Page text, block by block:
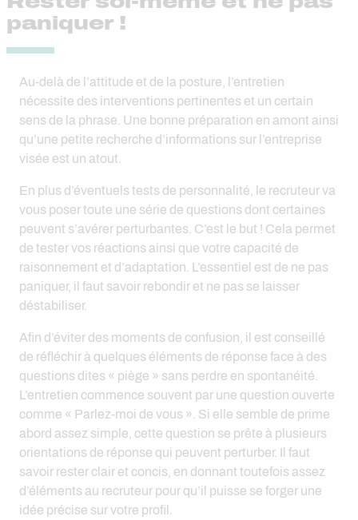
paniquer !
Au-delà de l’attitude et de la posture, l’entretien
nécessite des interventions pertinentes et un certain
sens de la phrase. Une bonne préparation en amont ainsi
qu’une petite recherche d’informations sur l’entreprise
visée est un atout.
En plus d’éventuels tests de personnalité, le recruteur va
vous poser toute une série de questions dont certaines
peuvent s’avérer perturbantes. C’est le but ! Cela permet
de tester vos réactions ainsi que votre capacité de
raisonnement et d’adaptation. L’essentiel est de ne pas
paniquer, il faut savoir rebondir et ne pas se laisser
déstabiliser.
Afin d’éviter des moments de confusion, il est conseillé
de réfléchir à quelques éléments de réponse face à des
questions dites « piège » sans perdre en spontanéité.
L’entretien commence souvent par une question ouverte
comme « Parlez-moi de vous ». Si elle semble de prime
abord assez simple, cette question se prête à plusieurs
orientations de réponse qui peuvent perturber. Il faut
savoir rester clair et concis, en donnant toutefois assez
d’éléments au recruteur pour qu’il puisse se forger une
idée précise sur votre profil.